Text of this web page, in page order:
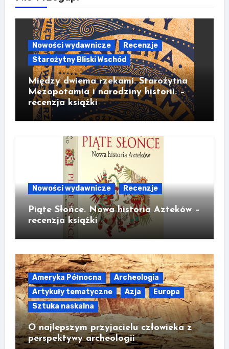
Nowości wydawnicze
Recenzje
Starożytny Bliski Wschód
Między dwiema rzekami. Starożytna
Mezopotamia i narodziny historii. –
recenzja książki
Nowości wydawnicze Recenzje
Piąte Słońce. Nowa historia Azteków –
recenzja książki
Ameryka Północna
Archeologia
Artykuły tematyczne
Azja
Europa
Sztuka naskalna
O najlepszym przyjacielu człowieka z
perspektywy archeologii